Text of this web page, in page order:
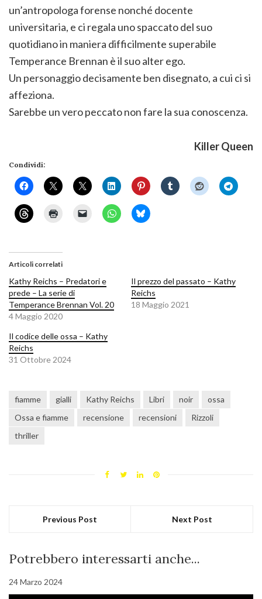
un’antropologa forense nonché docente
universitaria, e ci regala uno spaccato del suo
quotidiano in maniera difficilmente superabile
Temperance Brennan è il suo alter ego.
Un personaggio decisamente ben disegnato, a cui ci si
affeziona.
Sarebbe un vero peccato non fare la sua conoscenza.
Killer Queen
Condividi:
Articoli correlati
Kathy Reichs – Predatori e
prede – La serie di
Temperance Brennan Vol. 20
4 Maggio 2020
Il prezzo del passato – Kathy
Reichs
18 Maggio 2021
Il codice delle ossa – Kathy
Reichs
31 Ottobre 2024
fiamme gialli Kathy Reichs Libri noir
ossa
Ossa e fiamme
recensione recensioni
Rizzoli
thriller
Previous Post Next Post
Potrebbero interessarti anche...
24 Marzo 2024